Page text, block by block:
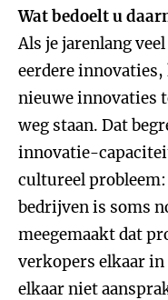
Wat bedoelt u
Als je jarenlang
eerdere
nieuwe innovaties
weg staan. Dat
innovatie-
cultureel
bedrijven is soms
meegemaakt dat
verkopers elkaar in
elkaar niet